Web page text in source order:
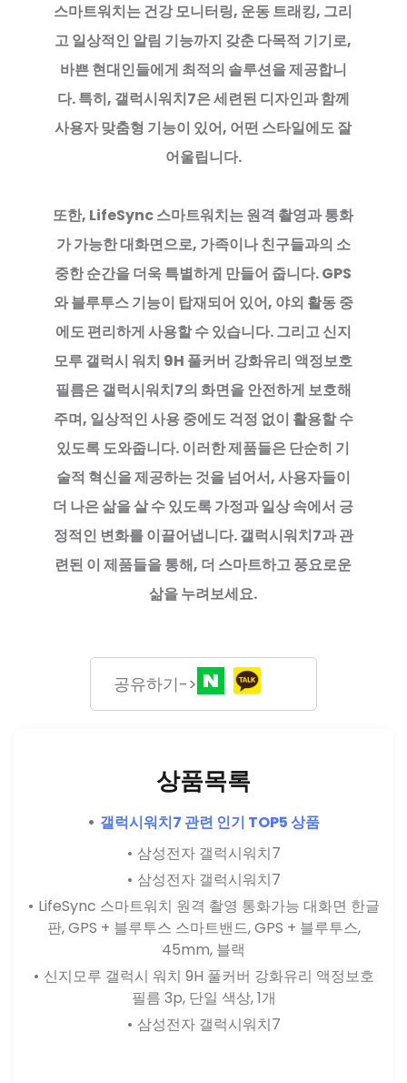
스마트워치는 건강 모니터링, 운동 트래킹, 그리
고 일상적인 알림 기능까지 갖춘 다목적 기기로,
바쁜 현대인들에게 최적의 솔루션을 제공합니
다. 특히, 갤럭시워치7은 세련된 디자인과 함께
사용자 맞춤형 기능이 있어, 어떤 스타일에도 잘
어울립니다.
또한, LifeSync 스마트워치는 원격 촬영과 통화
가 가능한 대화면으로, 가족이나 친구들과의 소
중한 순간을 더욱 특별하게 만들어 줍니다. GPS
와 블루투스 기능이 탑재되어 있어, 야외 활동 중
에도 편리하게 사용할 수 있습니다. 그리고 신지
모루 갤럭시 워치 9H 풀커버 강화유리 액정보호
필름은 갤럭시워치7의 화면을 안전하게 보호해
주며, 일상적인 사용 중에도 걱정 없이 활용할 수
있도록 도와줍니다. 이러한 제품들은 단순히 기
술적 혁신을 제공하는 것을 넘어서, 사용자들이
더 나은 삶을 살 수 있도록 가정과 일상 속에서 긍
정적인 변화를 이끌어냅니다. 갤럭시워치7과 관
련된 이 제품들을 통해, 더 스마트하고 풍요로운
삶을 누려보세요.
공유하기->
상품목록
갤럭시워치7 관련 인기 TOP5 상품
삼성전자 갤럭시워치7
삼성전자 갤럭시워치7
LifeSync 스마트워치 원격 촬영 통화가능 대화면 한글
판, GPS + 블루투스 스마트밴드, GPS + 블루투스,
45mm, 블랙
신지모루 갤럭시 워치 9H 풀커버 강화유리 액정보호
필름 3p, 단일 색상, 1개
삼성전자 갤럭시워치7